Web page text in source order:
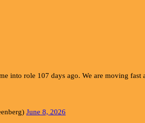
into role 107 days ago. We are moving
June 8, 2026